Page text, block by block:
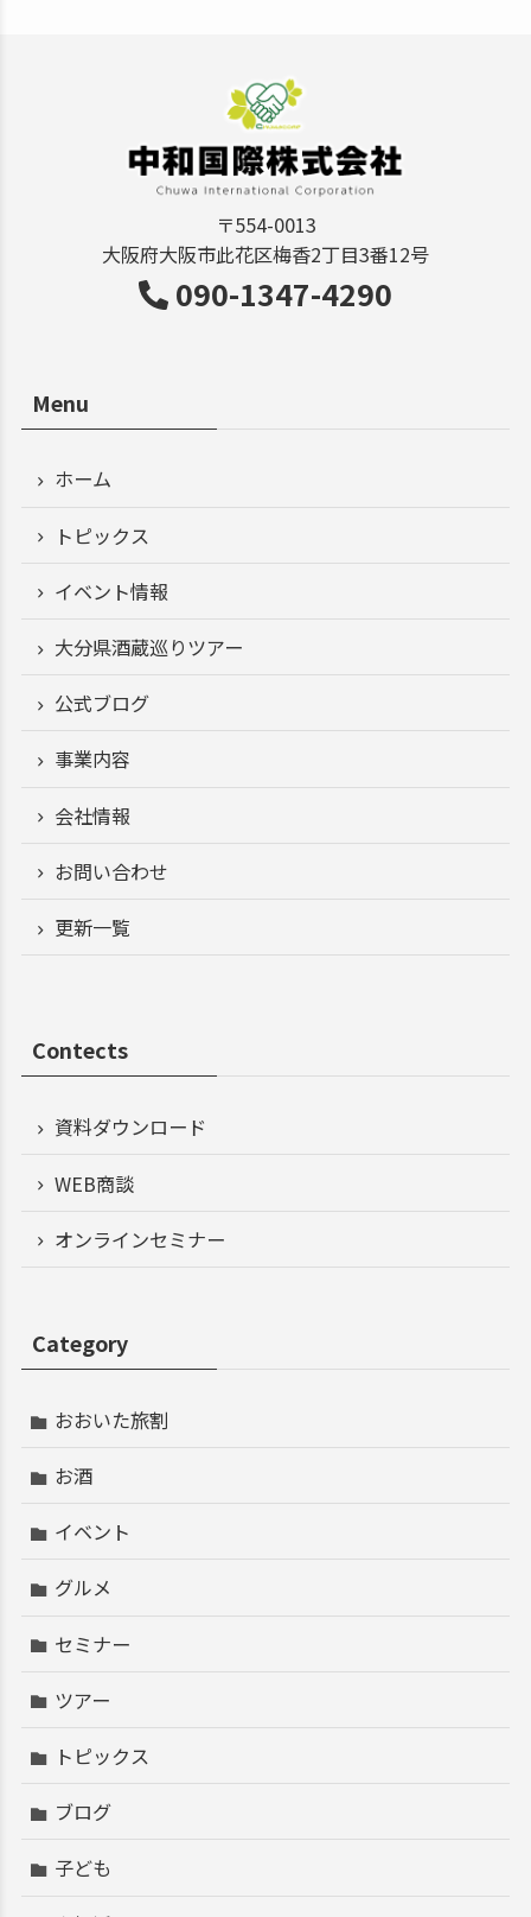
〒554-0013
大阪府大阪市此花区梅香2丁目3番12号
090-1347-4290
Menu
ホーム
トピックス
イベント情報
大分県酒蔵巡りツアー
公式ブログ
事業内容
会社情報
お問い合わせ
更新一覧
Contects
資料ダウンロード
WEB商談
オンラインセミナー
Category
おおいた旅割
お酒
イベント
グルメ
セミナー
ツアー
トピックス
ブログ
子ども